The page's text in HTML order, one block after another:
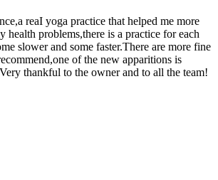
reaI yoga practice that helped me more
health problems,there is a practice for each
slower and some faster.There are more fine
of the new apparitions is
thankful to the owner and to all the team!